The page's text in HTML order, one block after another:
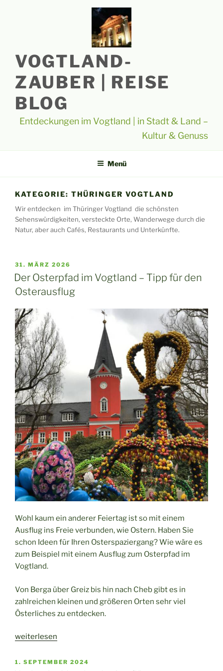
VOGTLAND-
ZAUBER | REISE
BLOG
Entdeckungen im Vogtland | in Stadt & Land –
Kultur & Genuss
Menü
KATEGORIE: THÜRINGER VOGTLAND
Wir entdecken im Thüringer Vogtland die schönsten
Sehenswürdigkeiten, versteckte Orte, Wanderwege durch die
Natur, aber auch Cafés, Restaurants und Unterkünfte.
VERÖFFENTLICHT
AM
31. MÄRZ 2026
Der Osterpfad im Vogtland – Tipp für den
Osterausflug
Wohl kaum ein anderer Feiertag ist so mit einem
Ausflug ins Freie verbunden, wie Ostern. Haben Sie
schon Ideen für Ihren Osterspaziergang? Wie wäre es
zum Beispiel mit einem Ausflug zum Osterpfad im
Vogtland.
Von Berga über Greiz bis hin nach Cheb gibt es in
zahlreichen kleinen und größeren Orten sehr viel
Österliches zu entdecken.
„Der
im
weiterlesen
VERÖFFENTLICHT
1. SEPTEMBER 2024